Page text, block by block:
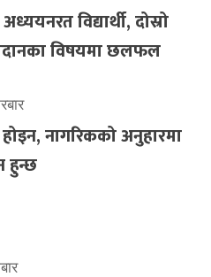
विद्यार्थी, दोस्रो
विषयमा छलफल
नागरिकको अनुहारमा
हुन्छ